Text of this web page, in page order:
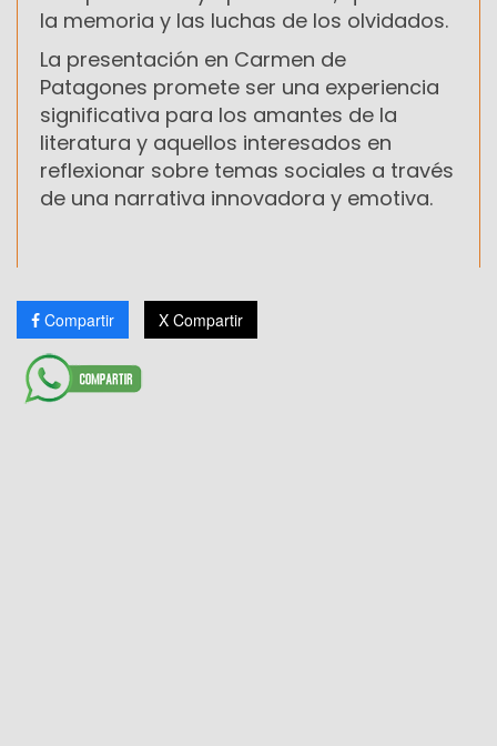
la memoria y las luchas de los olvidados.
La presentación en Carmen de
Patagones promete ser una experiencia
significativa para los amantes de la
literatura y aquellos interesados en
reflexionar sobre temas sociales a través
de una narrativa innovadora y emotiva.
Compartir X Compartir